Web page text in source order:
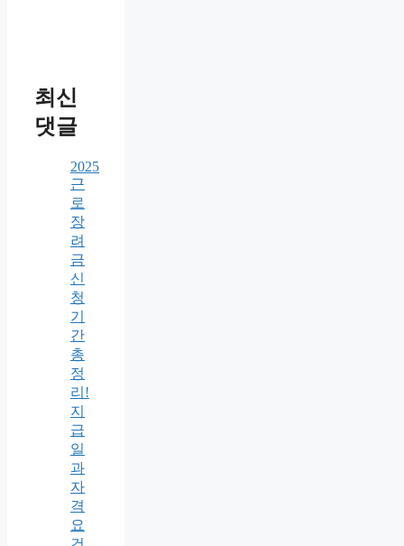
최신
댓글
2025
근
로
장
려
금
신
청
기
간
총
정
리!
지
급
일
과
자
격
요